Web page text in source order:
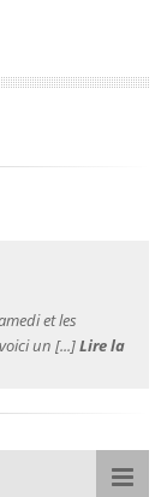
et les
un [...]Lire la